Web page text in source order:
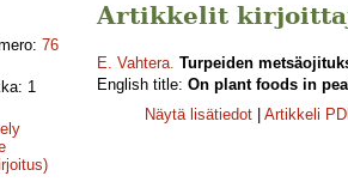
76
1
Artikkelit
E. Vahtera. Turpeiden
English title: On plant foods in
Näytä lisätiedot
Artikkeli